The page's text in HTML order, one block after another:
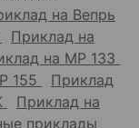
на Вепрь
Приклад на
на МР 133
155
Приклад
Приклад на
приклады